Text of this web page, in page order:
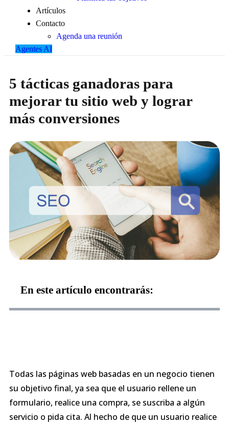
Artículos
Contacto
Agenda una reunión
Agentes AI
5 tácticas ganadoras para
mejorar tu sitio web y lograr
más conversiones
En este artículo encontrarás:
Todas las páginas web basadas en un negocio tienen
su objetivo final, ya sea que el usuario rellene un
formulario, realice una compra, se suscriba a algún
servicio o pida cita. Al hecho de que un usuario realice